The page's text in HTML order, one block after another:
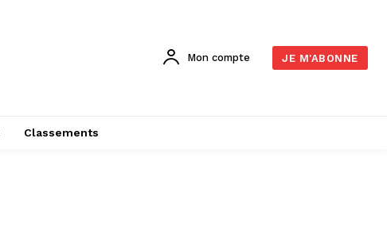
Mon compte JE M'ABONNE
Classements